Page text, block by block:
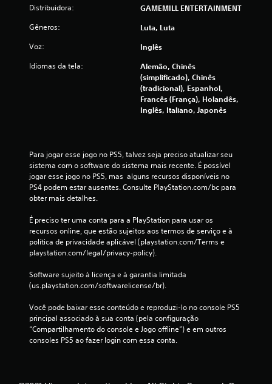
a
f
c
a
ç
e
Distribuidora: GAMEMILL ENTERTAINMENT
Gêneros: Luta, Luta
Voz: Inglês
Idiomas da tela:
Alemão, Chinês
(simplificado), Chinês
(tradicional), Espanhol,
Francês (França), Holandês,
Inglês, Italiano, Japonês
Para jogar esse jogo no PS5, talvez seja preciso atualizar seu
sistema com o software do sistema mais recente. É possível
jogar esse jogo no PS5, mas  alguns recursos disponíveis no
PS4 podem estar ausentes. Consulte PlayStation.com/bc para
obter mais detalhes.
É preciso ter uma conta para a PlayStation para usar os
recursos online, que estão sujeitos aos termos de serviço e à
política de privacidade aplicável (playstation.com/Terms e
playstation.com/legal/privacy-policy).
Software sujeito à licença e à garantia limitada
(us.playstation.com/softwarelicense/br).
Você pode baixar esse conteúdo e reproduzi-lo no console PS5
principal associado à sua conta (pela configuração
“Compartilhamento do console e Jogo offline”) e em outros
consoles PS5 ao fazer login com essa conta.